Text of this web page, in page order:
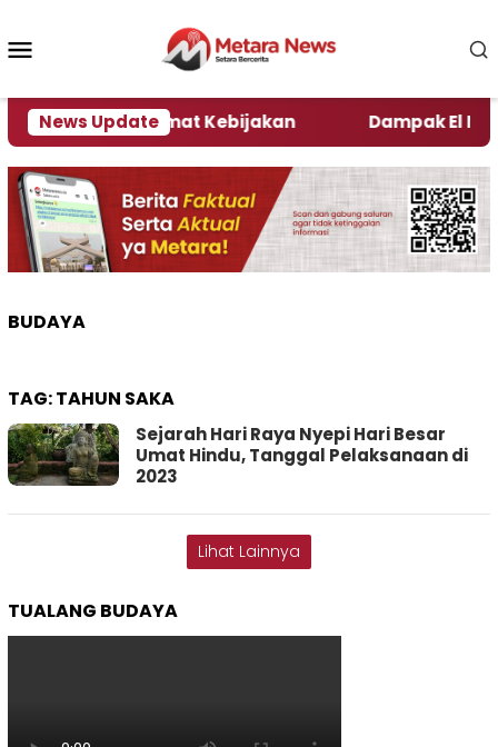
konten
News Update
Kata Pengamat Kebijakan Dampak El Nino,
BUDAYA
TAG:TAHUN SAKA
Sejarah Hari Raya Nyepi Hari Besar
Umat Hindu, Tanggal Pelaksanaan di
2023
Lihat Lainnya
TUALANG BUDAYA